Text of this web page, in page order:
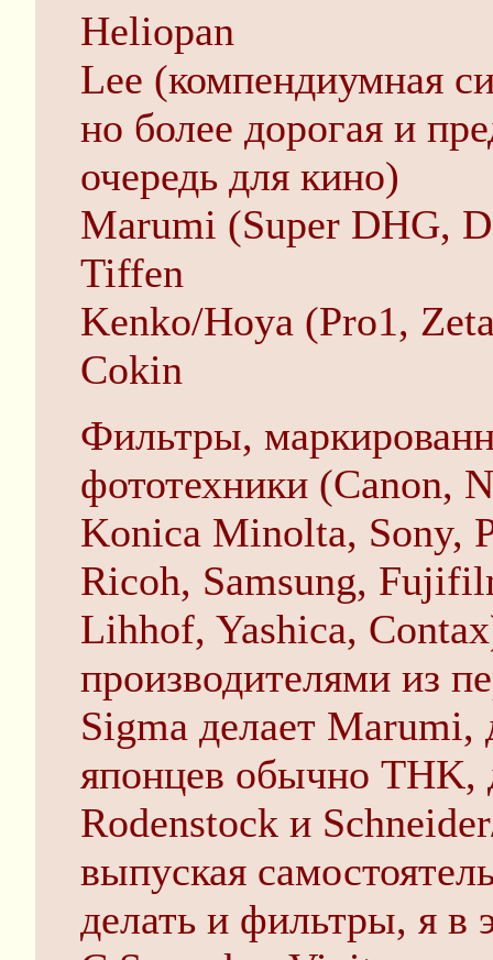
Heliopan
Lee (компендиумная
но более дорогая и
очередь для кино)
Marumi (Super DHG,
Tiffen
Kenko/Hoya (Pro1,
Cokin
Фильтры,
фототехники (Canon,
Konica Minolta, Sony,
Ricoh, Samsung,
Lihhof, Yashica,
производителями из
Sigma делает Marumi,
японцев обычно THK,
Rodenstock и
выпуская
делать и фильтры, я в